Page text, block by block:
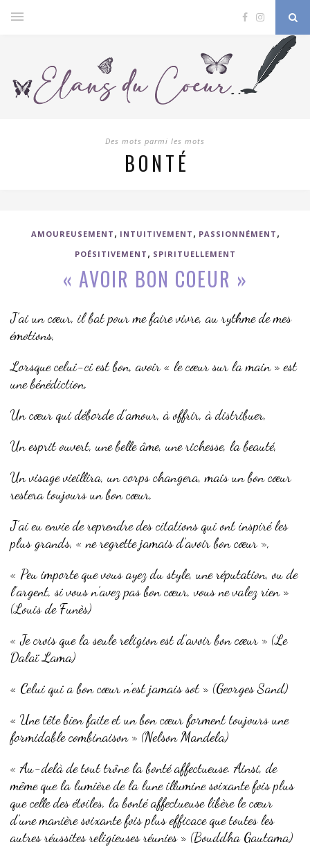
Des mots parmi les mots
BONTÉ
AMOUREUSEMENT , INTUITIVEMENT , PASSIONNÉMENT ,
POÉSITIVEMENT , SPIRITUELLEMENT
« AVOIR BON COEUR »
J’ai un cœur, il bat pour me faire vivre, au rythme de mes
émotions,
Lorsque celui-ci est bon, avoir « le cœur sur la main » est
une bénédiction,
Un cœur qui déborde d’amour, à offrir, à distribuer,
Un esprit ouvert, une belle âme, une richesse, la beauté,
Un visage vieillira, un corps changera, mais un bon cœur
restera toujours un bon cœur,
J’ai eu envie de reprendre des citations qui ont inspiré les
plus grands, « ne regrette jamais d’avoir bon cœur »,
« Peu importe que vous ayez du style, une réputation, ou de
l’argent, si vous n’avez pas bon cœur, vous ne valez rien »
(Louis de Funès)
« Je crois que la seule religion est d’avoir bon cœur » (Le
Dalaï Lama)
« Celui qui a bon cœur n’est jamais sot » (Georges Sand)
« Une tête bien faite et un bon cœur forment toujours une
formidable combinaison » (Nelson Mandela)
« Au-delà de tout trône la bonté affectueuse. Ainsi, de
même que la lumière de la lune illumine soixante fois plus
que celle des étoiles, la bonté affectueuse libère le cœur
d’une manière soixante fois plus efficace que toutes les
autres réussites religieuses réunies » (Bouddha Gautama)